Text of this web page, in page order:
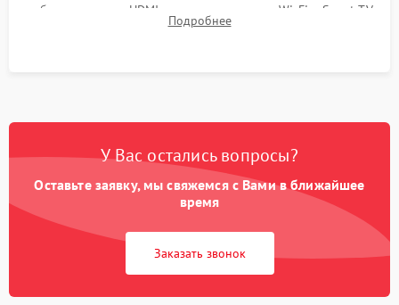
работы разъемов HDMI, динамиков, модуля Wi-Fi и Smart TV
в рабочем режиме в течение нескольких часов.
Подробнее
У Вас остались вопросы?
Оставьте заявку, мы свяжемся с Вами в ближайшее
время
Заказать звонок